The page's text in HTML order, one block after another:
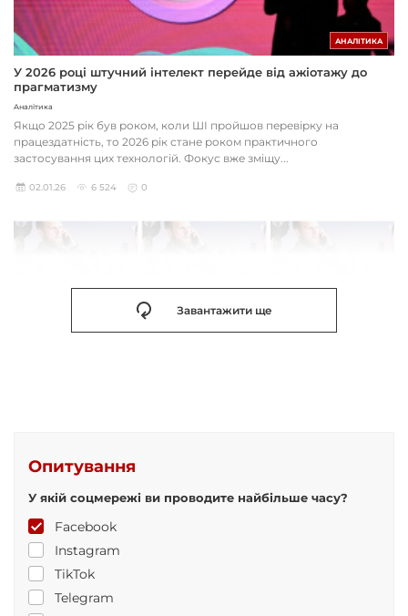
АНАЛІТИКА
У 2026 році штучний інтелект перейде від ажіотажу до
прагматизму
Аналітика
Якщо 2025 рік був роком, коли ШІ пройшов перевірку на
працездатність, то 2026 рік стане роком практичного
застосування цих технологій. Фокус вже зміщу...
02.01.26 6 524 0
Завантажити ще
Опитування
У якій соцмережі ви проводите найбільше часу?
Facebook
Instagram
TikTok
Telegram